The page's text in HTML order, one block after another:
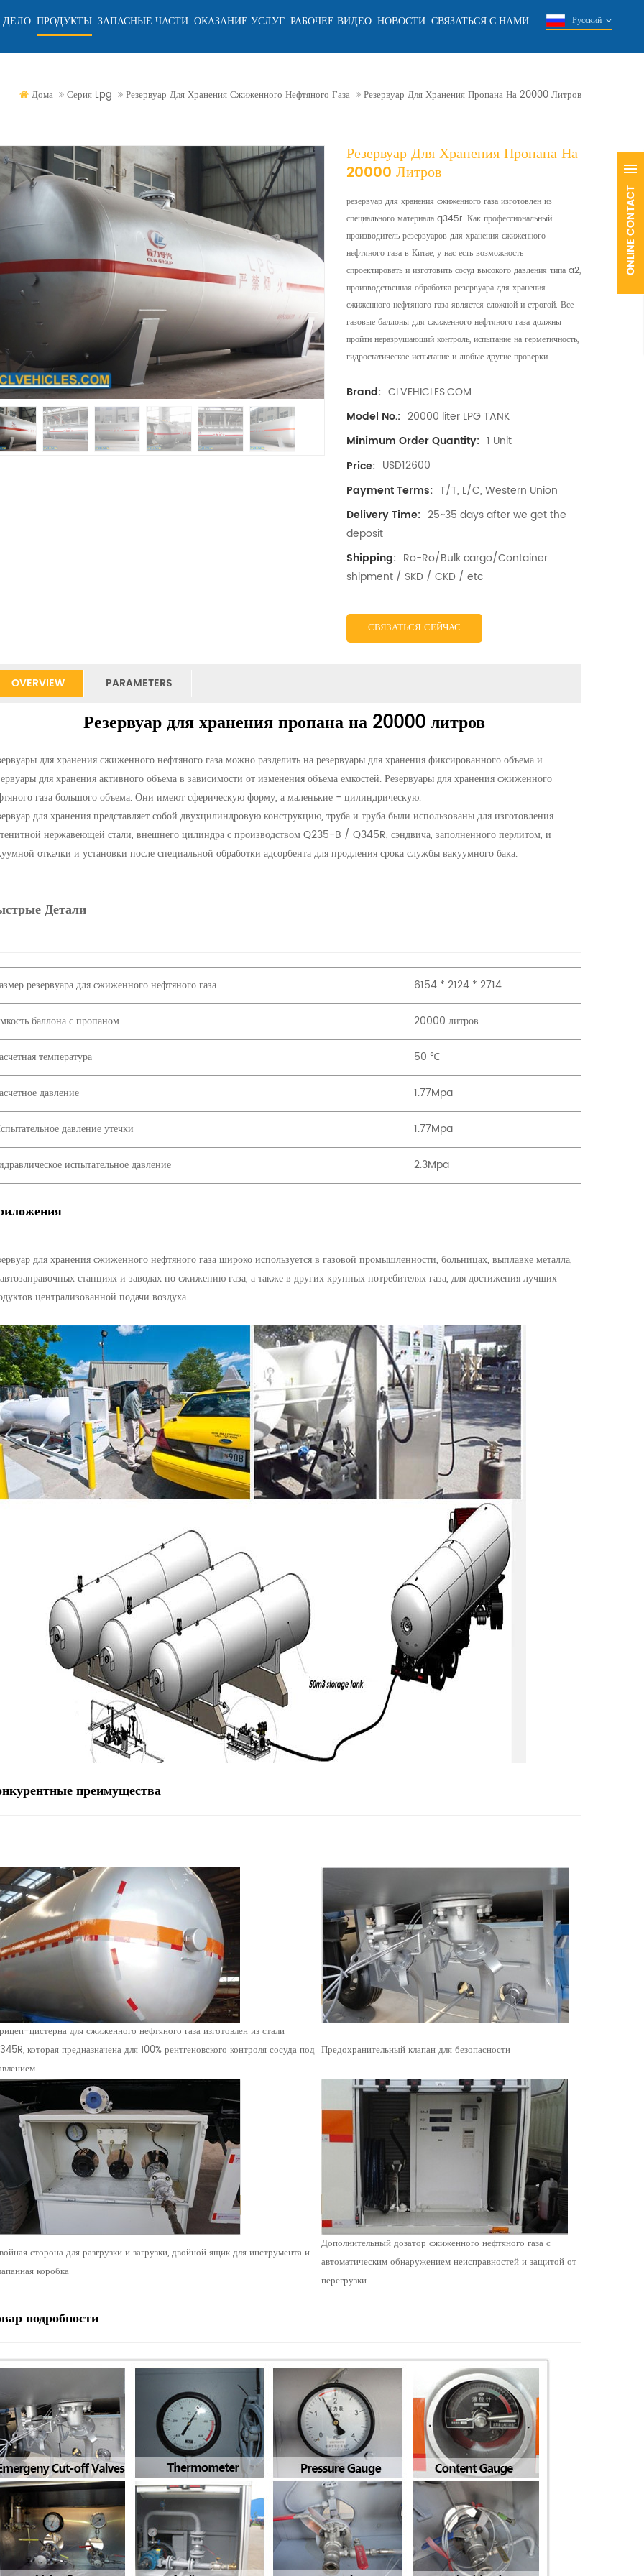
ПРОДУКТЫ ЗАПАСНЫЕ ЧАСТИ ОКАЗАНИЕ УСЛУГ РАБОЧЕЕ ВИДЕО НОВОСТИ СВЯЗАТЬСЯ С НАМИ Русский
Дома Серия Lpg Резервуар Для Хранения Сжиженного Нефтяного Газа Резервуар Для Хранения Пропана На 20000 Литров
Резервуар Для Хранения Пропана На
20000 Литров
резервуар для хранения сжиженного газа изготовлен из
специального материала q345r. Как профессиональный
производитель резервуаров для хранения сжиженного
нефтяного газа в Китае, у нас есть возможность
спроектировать и изготовить сосуд высокого давления типа a2,
производственная обработка резервуара для хранения
сжиженного нефтяного газа является сложной и строгой. Все
газовые баллоны для сжиженного нефтяного газа должны
пройти неразрушающий контроль, испытание на герметичность,
гидростатическое испытание и любые другие проверки.
Brand: CLVEHICLES.COM
Model No.: 20000 liter LPG TANK
Minimum Order Quantity: 1 Unit
Price: USD12600
Payment Terms: T/T, L/C, Western Union
Delivery Time: 25~35 days after we get the
deposit
Shipping: Ro-Ro/Bulk cargo/Container
shipment / SKD / CKD / etc
СВЯЗАТЬСЯ СЕЙЧАС
OVERVIEW PARAMETERS
Резервуар для хранения пропана на 20000 литров
для хранения сжиженного нефтяного газа можно разделить на резервуары для хранения фиксированного объема и
для хранения активного объема в зависимости от изменения объема емкостей. Резервуары для хранения сжиженного
газа большого объема. Они имеют сферическую форму, а маленькие - цилиндрическую.
для хранения представляет собой двухцилиндровую конструкцию, труба и труба были использованы для изготовления
нержавеющей стали, внешнего цилиндра с производством Q235-B / Q345R, сэндвича, заполненного перлитом, и
откачки и установки после специальной обработки адсорбента для продления срока службы вакуумного бака.
Детали
резервуара для сжиженного нефтяного газа 6154 * 2124 * 2714
баллона с пропаном 20000 литров
температура 50 ℃
давление 1.77Mpa
давление утечки 1.77Mpa
испытательное давление 2.3Mpa
для хранения сжиженного нефтяного газа широко используется в газовой промышленности, больницах, выплавке металла,
станциях и заводах по сжижению газа, а также в других крупных потребителях газа, для достижения лучших
централизованной подачи воздуха.
преимущества
цистерна для сжиженного нефтяного газа изготовлен из стали
которая предназначена для 100% рентгеновского контроля сосуда под Предохранительный клапан для безопасности
сторона для разгрузки и загрузки, двойной ящик для инструмента и
коробка
Дополнительный дозатор сжиженного нефтяного газа с
автоматическим обнаружением неисправностей и защитой от
перегрузки
подробности